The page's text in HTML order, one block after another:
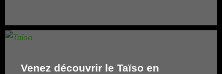
Venez découvrir le Taïso en